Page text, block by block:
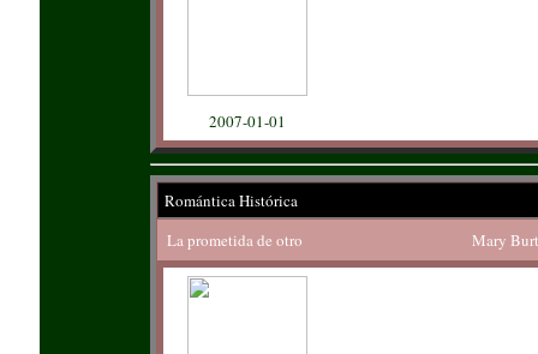
2007-01-01
Romántica Histórica
La prometida de otro
Mary